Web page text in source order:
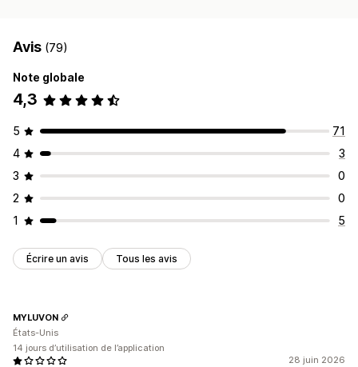
Avis (79)
Note globale
4,3
5
71
4
3
3
0
2
0
1
5
Écrire un avis Tous les avis
28 juin 2026
MYLUVON
États-Unis
14 jours d’utilisation de l’application